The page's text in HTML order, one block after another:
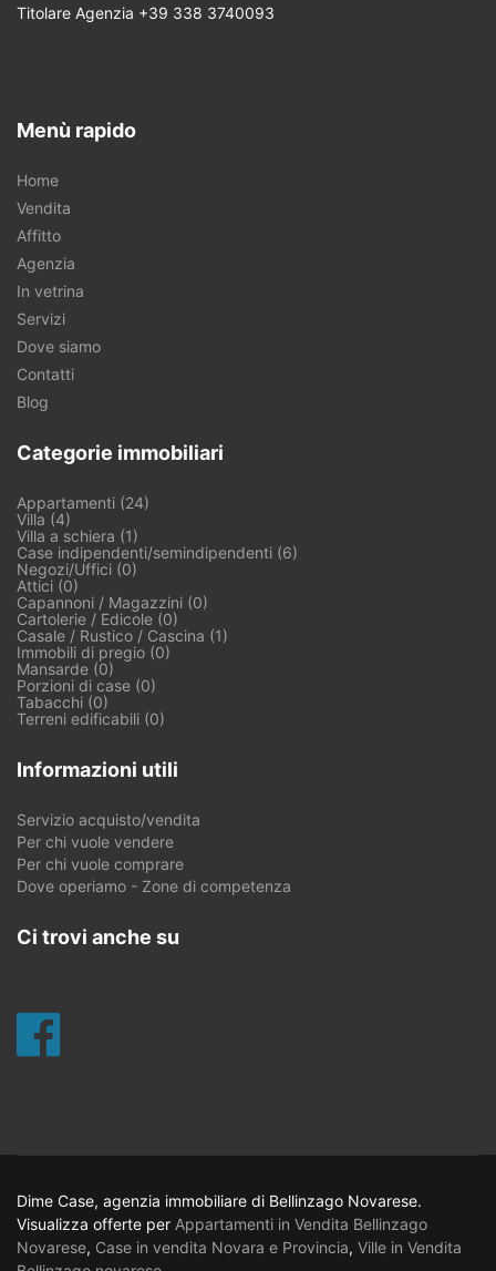
Titolare Agenzia +39 338 3740093
Menù rapido
Home
Vendita
Affitto
Agenzia
In vetrina
Servizi
Dove siamo
Contatti
Blog
Categorie immobiliari
Appartamenti (24)
Villa (4)
Villa a schiera (1)
Case indipendenti/semindipendenti (6)
Negozi/Uffici (0)
Attici (0)
Capannoni / Magazzini (0)
Cartolerie / Edicole (0)
Casale / Rustico / Cascina (1)
Immobili di pregio (0)
Mansarde (0)
Porzioni di case (0)
Tabacchi (0)
Terreni edificabili (0)
Informazioni utili
Servizio acquisto/vendita
Per chi vuole vendere
Per chi vuole comprare
Dove operiamo - Zone di competenza
Ci trovi anche su
Dime Case, agenzia immobiliare di Bellinzago Novarese.
Visualizza offerte per Appartamenti in Vendita Bellinzago
Novarese, Case in vendita Novara e Provincia, Ville in Vendita